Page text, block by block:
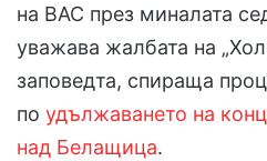
на ВАС през миналата
уважава жалбата на
заповедта, спираща
по удължаването на
над Белащица.